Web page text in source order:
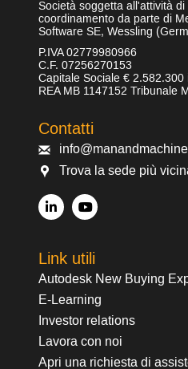
Società soggetta all'attività
coordinamento da parte di
Software SE, Wessling
P.IVA 02779980966
C.F. 07256270153
Capitale Sociale € 2.582.300
REA MB 1147152 Tribunale
Contatti
Trova la sede più
Link utili
Autodesk New Buying
E-Learning
Investor relations
Lavora con noi
Apri una richiesta di